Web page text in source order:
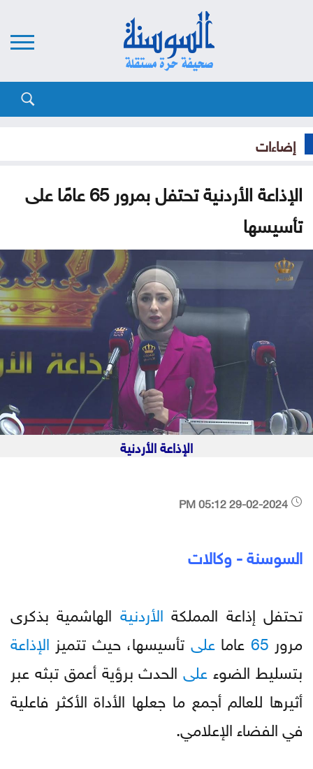
إضاءات
الإذاعة الأردنية تحتفل بمرور 65 عامًا على
تأسيسها
الإذاعة الأردنية
السوسنة - وكالات
تحتفل إذاعة المملكة الأردنية الهاشمية بذكرى
مرور 65 عاماعلى تأسيسها، حيث تتميز الإذاعة
بتسليط الضوءعلىالحدث برؤية أعمق تبثه عبر
أثيرها للعالم أجمع ما جعلها الأداة الأكثر فاعلية
في الفضاء الإعلامي.